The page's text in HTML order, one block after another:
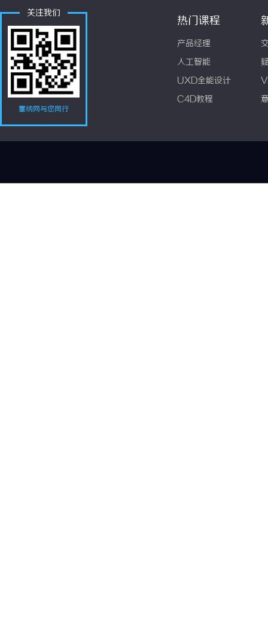
关注我们
塞纳网与您同行
热门课程
产品经理
人工智能
UXD全能设计
C4D教程